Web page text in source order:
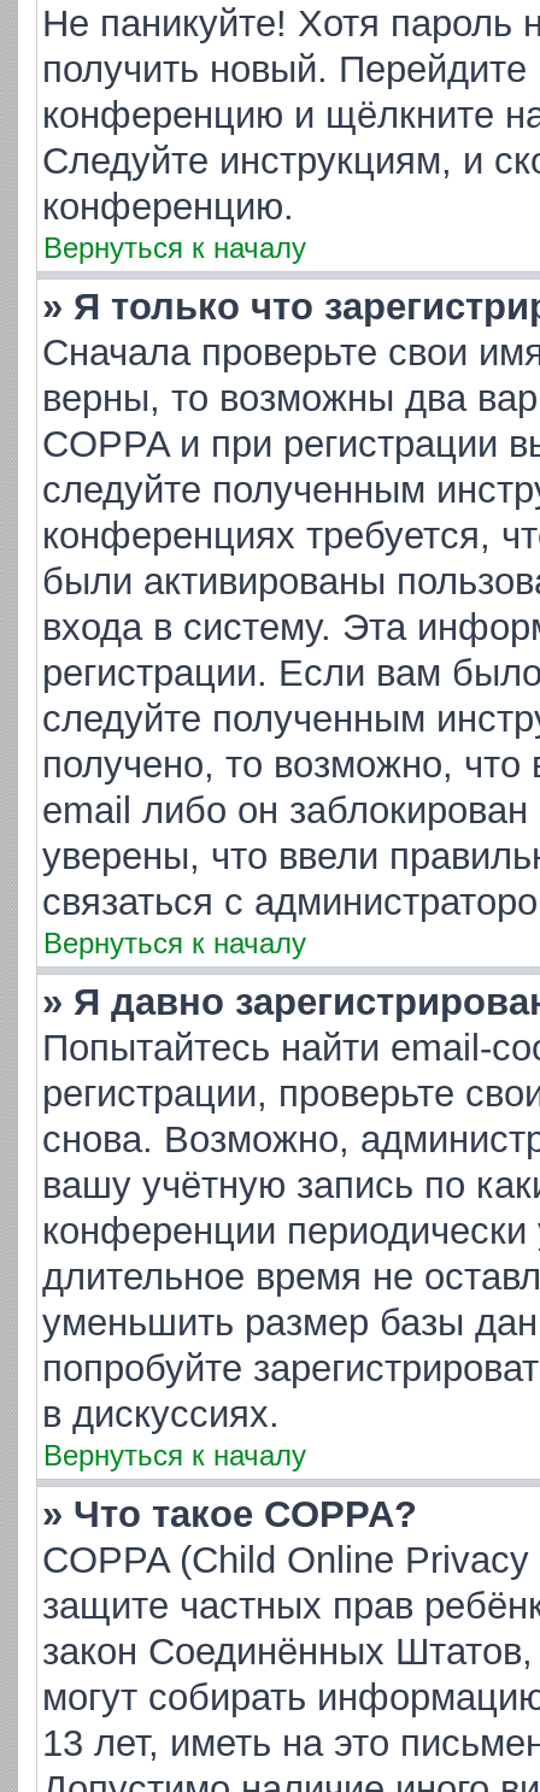
Не паникуйте! Хотя пароль
получить новый.
конференцию и щёлкните
Следуйте инструкциям, и
конференцию.
Вернуться к началу
» Я только что
Сначала проверьте свои
верны, то возможны два
COPPA и при регистрации
следуйте полученным
конференциях требуется,
были активированы
входа в систему. Эта
регистрации. Если вам
следуйте полученным
получено, то возможно,
email либо он
уверены, что ввели
связаться с
Вернуться к началу
» Я давно
Попытайтесь найти email-
регистрации, проверьте
снова. Возможно,
вашу учётную запись по
конференции
длительное время не
уменьшить размер базы
попробуйте
в дискуссиях.
Вернуться к началу
» Что такое COPPA?
COPPA (Child Online
защите частных прав
закон Соединённых
могут собирать
13 лет, иметь на это